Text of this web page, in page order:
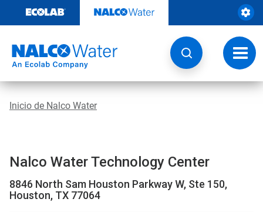
contenido
de
Inicio de Nalco Water
Nalco Water Technology Center
8846 North Sam Houston Parkway W, Ste 150,
Houston, TX 77064